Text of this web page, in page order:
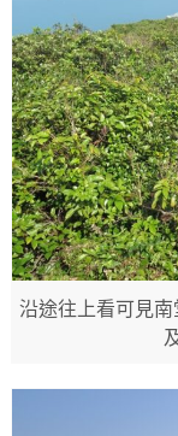
沿途往上看可見